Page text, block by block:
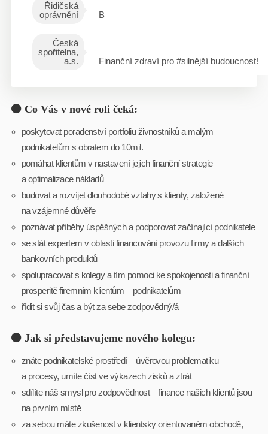
Řidičská
oprávnění
B
Česká
spořitelna,
a.s.
Finanční zdraví pro #silnější budoucnost!
🟤 Co Vás v nové roli čeká:
poskytovat poradenství portfoliu živnostníků a malým
podnikatelům s obratem do 10mil.
pomáhat klientům v nastavení jejich finanční strategie
a optimalizace nákladů
budovat a rozvíjet dlouhodobé vztahy s klienty, založené
na vzájemné důvěře
poznávat příběhy úspěšných a podporovat začínající podnikatele
se stát expertem v oblasti financování provozu firmy a dalších
bankovních produktů
spolupracovat s kolegy a tím pomoci ke spokojenosti a finanční
prosperitě firemním klientům – podnikatelům
řídit si svůj čas a být za sebe zodpovědný/á
🟤 Jak si představujeme nového kolegu:
znáte podnikatelské prostředí – úvěrovou problematiku
a procesy, umíte číst ve výkazech zisků a ztrát
sdílíte náš smysl pro zodpovědnost – finance našich klientů jsou
na prvním místě
za sebou máte zkušenost v klientsky orientovaném obchodě,